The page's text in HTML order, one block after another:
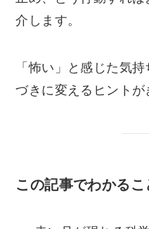
介します。
「怖い」と感じた気
づきに変えるヒントが
この記事でわかるこ